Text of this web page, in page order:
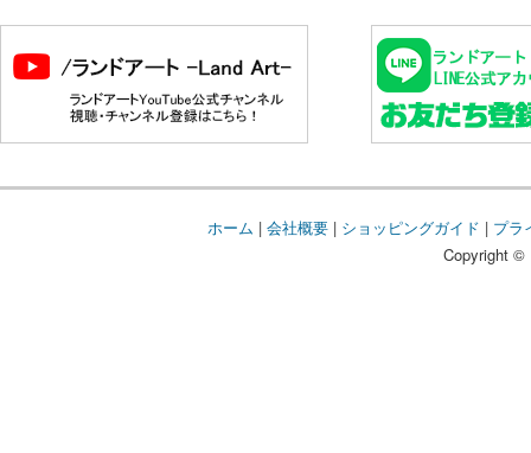
ホーム | 会社概要| ショッピングガイド | プラ
Copyright ©